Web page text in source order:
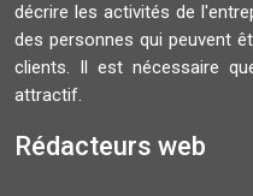
décrire les activités de
des personnes qui peuvent
clients. Il est nécessaire
attractif.
Rédacteurs web